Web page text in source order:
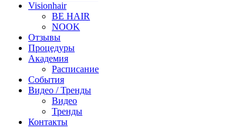
Visionhair
BE HAIR
NOOK
Отзывы
Процедуры
Академия
Расписание
События
Видео / Тренды
Видео
Тренды
Контакты